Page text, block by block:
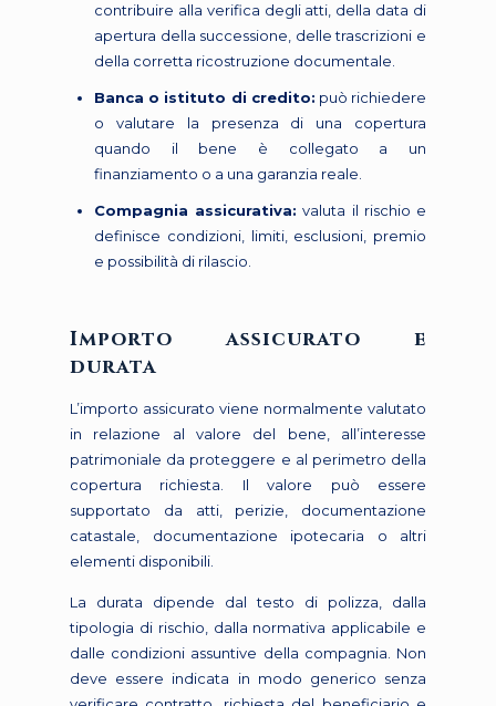
contribuire alla verifica degli atti, della data di
apertura della successione, delle trascrizioni e
della corretta ricostruzione documentale.
Banca o istituto di credito: può richiedere
o valutare la presenza di una copertura
quando il bene è collegato a un
finanziamento o a una garanzia reale.
Compagnia assicurativa: valuta il rischio e
definisce condizioni, limiti, esclusioni, premio
e possibilità di rilascio.
Importo assicurato e
durata
L’importo assicurato viene normalmente valutato
in relazione al valore del bene, all’interesse
patrimoniale da proteggere e al perimetro della
copertura richiesta. Il valore può essere
supportato da atti, perizie, documentazione
catastale, documentazione ipotecaria o altri
elementi disponibili.
La durata dipende dal testo di polizza, dalla
tipologia di rischio, dalla normativa applicabile e
dalle condizioni assuntive della compagnia. Non
deve essere indicata in modo generico senza